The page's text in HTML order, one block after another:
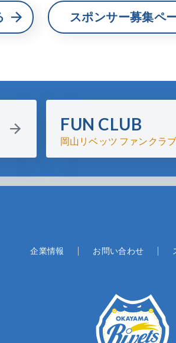
スポンサー募集ペ
FUN CLUB
岡山リベッツ ファンクラ
企業情報 お問い合わせ